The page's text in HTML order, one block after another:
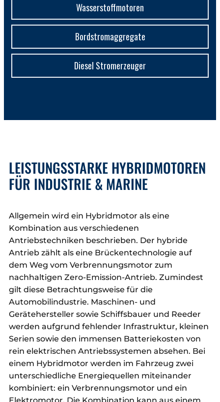
Wasserstoffmotoren
Bordstromaggregate
Diesel Stromerzeuger
LEISTUNGSSTARKE HYBRIDMOTOREN
FÜR INDUSTRIE & MARINE
Allgemein wird ein Hybridmotor als eine
Kombination aus verschiedenen
Antriebstechniken beschrieben. Der hybride
Antrieb zählt als eine Brückentechnologie auf
dem Weg vom Verbrennungsmotor zum
nachhaltigen Zero-Emission-Antrieb. Zumindest
gilt diese Betrachtungsweise für die
Automobilindustrie. Maschinen- und
Gerätehersteller sowie Schiffsbauer und Reeder
werden aufgrund fehlender Infrastruktur, kleinen
Serien sowie den immensen Batteriekosten von
rein elektrischen Antriebssystemen absehen. Bei
einem Hybridmotor werden im Fahrzeug zwei
unterschiedliche Energiequellen miteinander
kombiniert: ein Verbrennungsmotor und ein